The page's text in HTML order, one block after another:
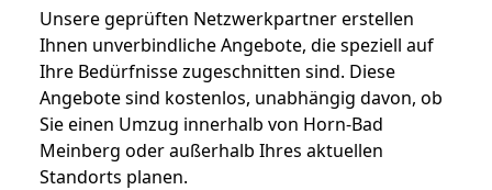
Unsere geprüften Netzwerkpartner erstellen
Ihnen unverbindliche Angebote, die speziell auf
Ihre Bedürfnisse zugeschnitten sind. Diese
Angebote sind kostenlos, unabhängig davon, ob
Sie einen Umzug innerhalb von Horn-Bad
Meinberg oder außerhalb Ihres aktuellen
Standorts planen.